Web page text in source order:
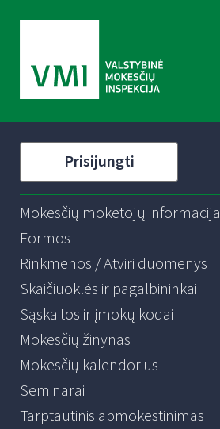
Prisijungti
Mokesčių mokėtojų informacija
Formos
Rinkmenos / Atviri duomenys
Skaičiuoklės ir pagalbininkai
Sąskaitos ir įmokų kodai
Mokesčių žinynas
Mokesčių kalendorius
Seminarai
Tarptautinis apmokestinimas